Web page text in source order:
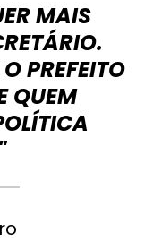
MAIS
PREFEITO
QUEM